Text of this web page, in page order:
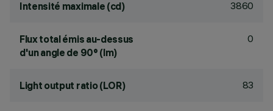
Intensité maximale (cd) 3860
Flux total émis au-dessus
d'un angle de 90° (lm)
0
Light output ratio (LOR) 83